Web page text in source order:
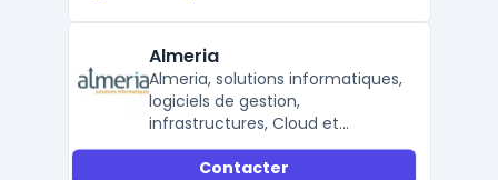
Almeria
Almeria, solutions informatiques,
logiciels de gestion,
infrastructures, Cloud et
services de proximité.
Contacter